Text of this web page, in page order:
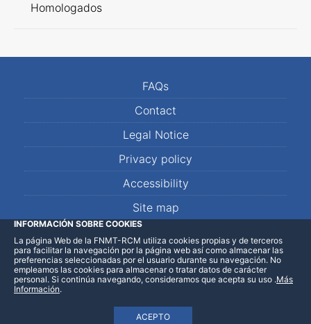
Homologados
FAQs
Contact
Legal Notice
Privacy policy
Accessibility
Site map
LinkedInFacebookWhatsApp
INFORMACIÓN SOBRE COOKIES
La página Web de la FNMT-RCM utiliza cookies propias y de terceros
para facilitar la navegación por la página web así como almacenar las
preferencias seleccionadas por el usuario durante su navegación. No
empleamos las cookies para almacenar o tratar datos de carácter
personal. Si continúa navegando, consideramos que acepta su uso
ACEPTO
.Más
Información.